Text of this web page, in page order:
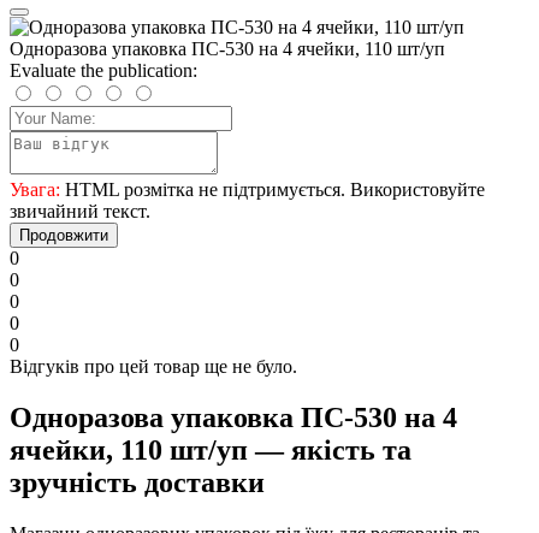
Одноразова упаковка ПС-530 на 4 ячейки, 110 шт/уп
Evaluate the publication:
Увага: HTML розмітка не підтримується. Використовуйте
звичайний текст.
Продовжити
0
0
0
0
0
Відгуків про цей товар ще не було.
Одноразова упаковка ПС-530 на 4
ячейки, 110 шт/уп — якість та
зручність доставки